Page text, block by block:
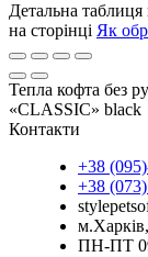
Детальна таблиця
на сторінці Як
Тепла кофта без
«CLASSIC» black
Контакти
+38
+38
ПН-ПТ